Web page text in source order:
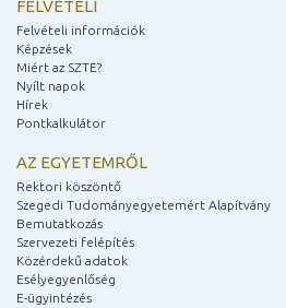
FELVÉTELI
Felvételi információk
Képzések
Miért az SZTE?
Nyílt napok
Hírek
Pontkalkulátor
AZ EGYETEMRŐL
Rektori köszöntő
Szegedi Tudományegyetemért Alapítvány
Bemutatkozás
Szervezeti felépítés
Közérdekű adatok
Esélyegyenlőség
E-ügyintézés